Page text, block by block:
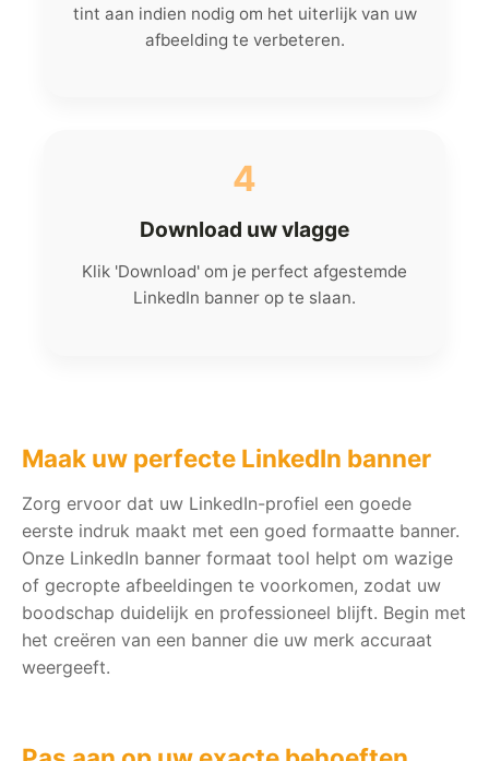
tint aan indien nodig om het uiterlijk van uw
afbeelding te verbeteren.
4
Download uw vlagge
Klik 'Download' om je perfect afgestemde
LinkedIn banner op te slaan.
Maak uw perfecte LinkedIn banner
Zorg ervoor dat uw LinkedIn-profiel een goede
eerste indruk maakt met een goed formaatte banner.
Onze LinkedIn banner formaat tool helpt om wazige
of gecropte afbeeldingen te voorkomen, zodat uw
boodschap duidelijk en professioneel blijft. Begin met
het creëren van een banner die uw merk accuraat
weergeeft.